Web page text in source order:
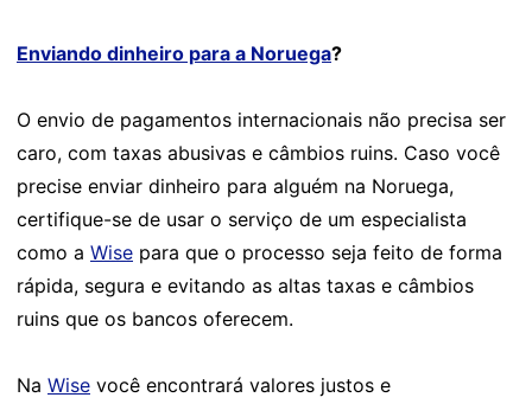
Enviando dinheiro para a Noruega?
O envio de pagamentos internacionais não precisa ser
caro, com taxas abusivas e câmbios ruins. Caso você
precise enviar dinheiro para alguém na Noruega,
certifique-se de usar o serviço de um especialista
como a Wise para que o processo seja feito de forma
rápida, segura e evitando as altas taxas e câmbios
ruins que os bancos oferecem.
Na Wise você encontrará valores justos e